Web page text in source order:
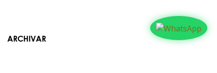
ARCHIVAR